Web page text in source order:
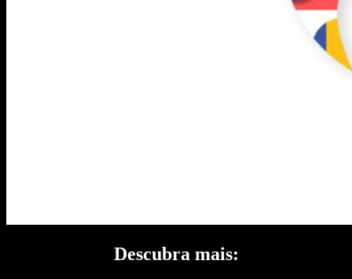
Descubra mais: